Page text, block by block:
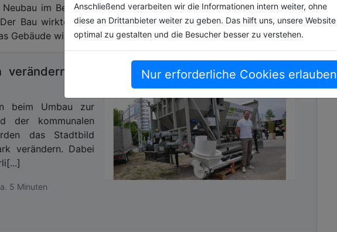
Anschließend verarbeiten wir die Informationen intern weiter, ohne
diese an Drittanbieter weiter zu geben. Das hilft uns, unsere Website
optimal zu gestalten und die Besucher besser zu verstehen.
Nur erforderliche Cookies erlauben
im Betrieb erleben: «Die Kinder haben die ganze Schule in
Bau wirkte völlig anders als bei der Abnahme. Da konnte man
Gebäude wirklich ist», freut sich Markus Mann.
verändern das
beim Umbau zur
der kommunalen
das Stadtbild
verändern. Dabei
5 Minuten